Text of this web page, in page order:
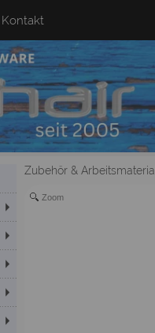
Kontakt
Zubehör & Arbeitsmaterial
Zoom